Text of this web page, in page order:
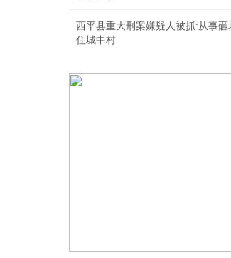
西平县重大刑案嫌疑人被抓:从事砸
住城中村